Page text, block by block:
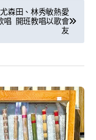
尤森田、林秀敏熱愛
唱 開班教唱以歌會
友